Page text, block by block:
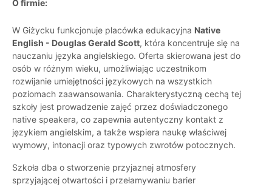
O firmie:
W Giżycku funkcjonuje placówka edukacyjna Native
English - Douglas Gerald Scott, która koncentruje się na
nauczaniu języka angielskiego. Oferta skierowana jest do
osób w różnym wieku, umożliwiając uczestnikom
rozwijanie umiejętności językowych na wszystkich
poziomach zaawansowania. Charakterystyczną cechą tej
szkoły jest prowadzenie zajęć przez doświadczonego
native speakera, co zapewnia autentyczny kontakt z
językiem angielskim, a także wspiera naukę właściwej
wymowy, intonacji oraz typowych zwrotów potocznych.
Szkoła dba o stworzenie przyjaznej atmosfery
sprzyjającej otwartości i przełamywaniu barier